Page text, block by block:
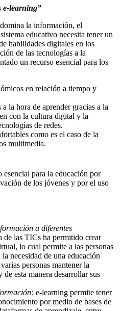
e-learning”
la información, el
educativo necesita tener un
habilidades digitales en los
de las tecnologías a la
un recurso esencial para los
en relación a tiempo y
la hora de aprender gracias a la
con la cultura digital y la
de redes.
como es el caso de la
multimedia.
esencial para la educación por
de los jóvenes y por el uso
a diferentes
de las TICs ha permitido crear
lo cual permite a las personas
necesidad de una educación
personas mantener la
esta manera desarrollar sus
e-learning permite tener
por medio de bases de